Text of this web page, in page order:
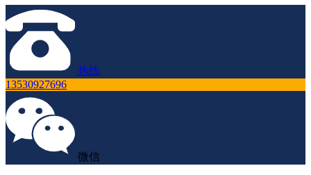
热线
13530927696
微信